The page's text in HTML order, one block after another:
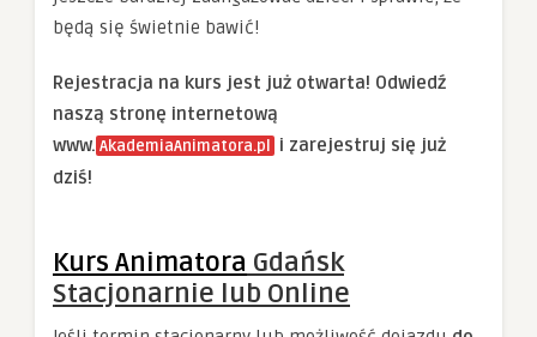
będą się świetnie bawić!
Rejestracja na kurs jest już otwarta! Odwiedź
naszą stronę internetową
www. AkademiaAnimatora.pl
i zarejestruj się już
dziś!
Kurs Animatora Gdańsk
Stacjonarnie lub Online